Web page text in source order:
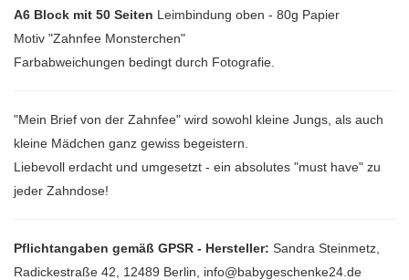
A6 Block mit 50 Seiten Leimbindung oben - 80g Papier
Motiv "Zahnfee Monsterchen"
Farbabweichungen bedingt durch Fotografie.
"Mein Brief von der Zahnfee" wird sowohl kleine Jungs, als auch
kleine Mädchen ganz gewiss begeistern.
Liebevoll erdacht und umgesetzt - ein absolutes "must have" zu
jeder Zahndose!
Pflichtangaben gemäß GPSR - Hersteller: Sandra Steinmetz,
Radickestraße 42, 12489 Berlin, info@babygeschenke24.de